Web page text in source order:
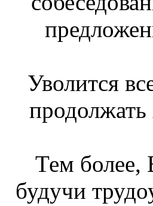
Уволится
продолжать
Тем более,
будучи